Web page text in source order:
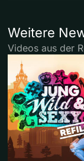
Weitere
Videos aus der